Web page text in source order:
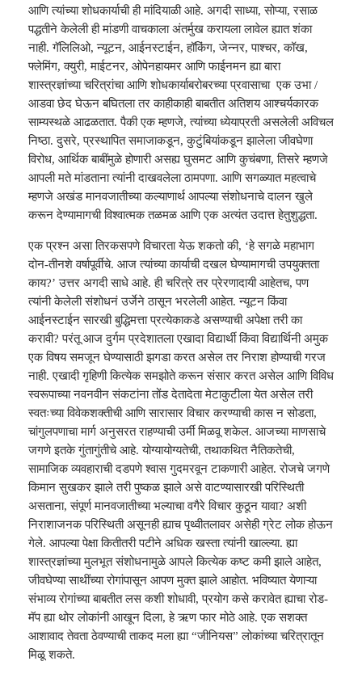
आणि त्यांच्या शोधकार्याची ही मांदियाळी आहे. अगदी साध्या, सोप्या, रसाळ
पद्धतीने केलेली ही मांडणी वाचकाला अंतर्मुख करायला लावेल ह्यात शंका
नाही. गॅलिलिओ, न्यूटन, आईनस्टाईन, हॉकिंग, जेन्नर, पाश्चर, कॉख,
फ्लेमिंग, क्युरी, माईटनर, ओपेनहायमर आणि फाईनमन ह्या बारा
शास्त्रज्ञांच्या चरित्रांचा आणि शोधकार्याबरोबरच्या प्रवासाचा एक उभा /
आडवा छेद घेऊन बघितला तर काहीकाही बाबतीत अतिशय आश्चर्यकारक
साम्यस्थळे आढळतात. पैकी एक म्हणजे, त्यांच्या ध्येयाप्रती असलेली अविचल
निष्ठा. दुसरे, प्रस्थापित समाजाकडून, कुटुंबियांकडून झालेला जीवघेणा
विरोध, आर्थिक बाबींमुळे होणारी असह्य घुसमट आणि कुचंबणा, तिसरे म्हणजे
आपली मते मांडताना त्यांनी दाखवलेला ठामपणा. आणि सगळ्यात महत्वाचे
म्हणजे अखंड मानवजातीच्या कल्याणार्थ आपल्या संशोधनाचे दालन खुले
करून देण्यामागची विश्वात्मक तळमळ आणि एक अत्यंत उदात्त हेतुशुद्धता.
एक प्रश्न असा तिरकसपणे विचारता येऊ शकतो की, ‘हे सगळे महाभाग
दोन-तीनशे वर्षापूर्वीचे. आज त्यांच्या कार्याची दखल घेण्यामागची उपयुक्तता
काय?’ उत्तर अगदी साधे आहे. ही चरित्रे तर प्रेरणादायी आहेतच, पण
त्यांनी केलेली संशोधनं उर्जेने ठासून भरलेली आहेत. न्यूटन किंवा
आईनस्टाईन सारखी बुद्धिमत्ता प्रत्येकाकडे असण्याची अपेक्षा तरी का
करावी? परंतू आज दुर्गम प्रदेशातला एखादा विद्यार्थी किंवा विद्यार्थिनी अमुक
एक विषय समजून घेण्यासाठी झगडा करत असेल तर निराश होण्याची गरज
नाही. एखादी गृहिणी कित्येक समझोते करून संसार करत असेल आणि विविध
स्वरूपाच्या नवनवीन संकटांना तोंड देतादेता मेटाकुटीला येत असेल तरी
स्वतःच्या विवेकशक्तीची आणि सारासार विचार करण्याची कास न सोडता,
चांगुलपणाचा मार्ग अनुसरत राहण्याची उर्मी मिळवू शकेल. आजच्या माणसाचे
जगणे इतके गुंतागुंतीचे आहे. योग्यायोग्यतेची, तथाकथित नैतिकतेची,
सामाजिक व्यवहाराची दडपणे श्वास गुदमरवून टाकणारी आहेत. रोजचे जगणे
किमान सुखकर झाले तरी पुष्कळ झाले असे वाटण्यासारखी परिस्थिती
असताना, संपूर्ण मानवजातीच्या भल्याचा वगैरे विचार कुठून यावा? अशी
निराशाजनक परिस्थिती असूनही ह्याच पृथ्वीतलावर असेही ग्रेट लोक होऊन
गेले. आपल्या पेक्षा कितीतरी पटीने अधिक खस्ता त्यांनी खाल्ल्या. ह्या
शास्त्रज्ञांच्या मुलभूत संशोधनामुळे आपले कित्येक कष्ट कमी झाले आहेत,
जीवघेण्या साथींच्या रोगांपासून आपण मुक्त झाले आहोत. भविष्यात येणाऱ्या
संभाव्य रोगांच्या बाबतीत लस कशी शोधावी, प्रयोग कसे करावेत ह्याचा रोड-
मॅप ह्या थोर लोकांनी आखून दिला, हे ऋण फार मोठे आहे. एक सशक्त
आशावाद तेवता ठेवण्याची ताकद मला ह्या “जीनियस” लोकांच्या चरित्रातून
मिळू शकते.